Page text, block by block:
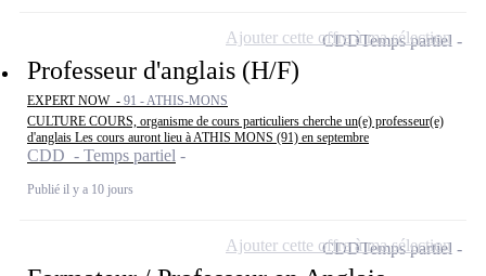
Professeur d'anglais (H/F)
EXPERT NOW - 91 - ATHIS-MONS
CULTURE COURS, organisme de cours particuliers cherche un(e) professeur(e)
d'anglais Les cours auront lieu à ATHIS MONS (91) en septembre
CDD - Temps partiel
Publié il y a 10 jours
CDDTemps partiel
Ajouter cette offre à ma sélection
CDDTemps partiel
Ajouter cette offre à ma sélection